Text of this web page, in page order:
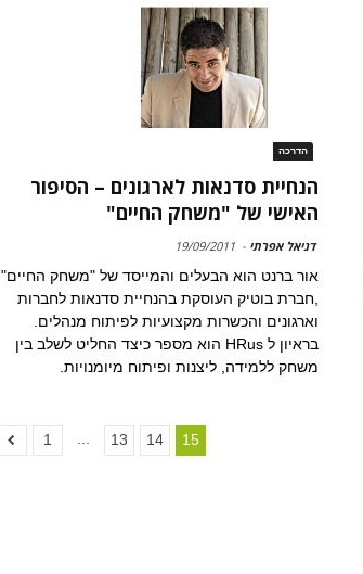
הדרכה
הנחיית סדנאות לארגונים – הסיפור
האישי של "משחק החיים"
דניאל אפרתי -
19/09/2011
אור ברנט הוא הבעלים והמייסד של "משחק החיים"
,חברת בוטיק העוסקת בהנחיית סדנאות לחברות
וארגונים והכשרות מקצועיות לפיתוח מנהלים.
בראיון ל HRus הוא מספר כיצד החליט לשלב בין
משחק ללמידה, ליצנות ופיתוח מיומנויות.
1 13 14 15